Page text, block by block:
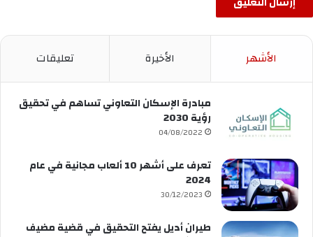
الأشهر الأخيرة تعليقات
مبادرة الإسكان التعاوني تساهم في تحقيق
رؤية 2030
04/08/2022
تعرف على أشهر 10 ألعاب مجانية في عام
2024
30/12/2023
طيران أديل يفتح التحقيق في قضية مضيف